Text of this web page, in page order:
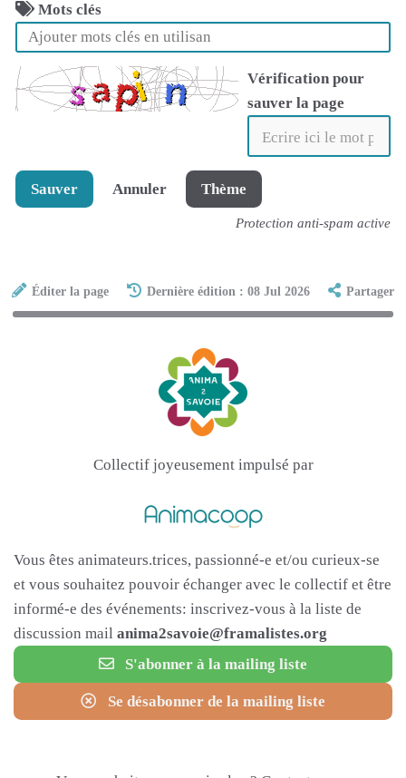
Mots clés
Vérification pour
sauver la page
Sauver Annuler Thème
Protection anti-spam active
Éditer la page Dernière édition : 08 Jul 2026 Partager
Collectif joyeusement impulsé par
Vous êtes animateurs.trices, passionné-e et/ou curieux-se
et vous souhaitez pouvoir échanger avec le collectif et être
informé-e des événements: inscrivez-vous à la liste de
discussion mail anima2savoie@framalistes.org
S'abonner à la mailing liste
Se désabonner de la mailing liste